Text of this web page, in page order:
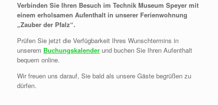
Verbinden Sie Ihren Besuch im Technik Museum Speyer mit
einem erholsamen Aufenthalt in unserer Ferienwohnung
„Zauber der Pfalz“.
Prüfen Sie jetzt die Verfügbarkeit Ihres Wunschtermins in
unserem Buchungskalender und buchen Sie Ihren Aufenthalt
bequem online.
Wir freuen uns darauf, Sie bald als unsere Gäste begrüßen zu
dürfen.